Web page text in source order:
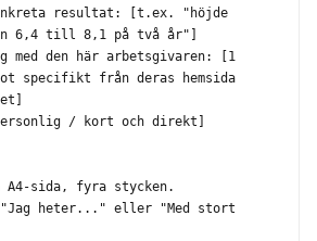
resultat: [t.ex. "höjde
6,4 till 8,1 på två år"]
med den här arbetsgivaren: [1
specifikt från deras hemsida
/ kort och direkt]
A4-sida, fyra stycken.
"Jag heter..." eller "Med stort